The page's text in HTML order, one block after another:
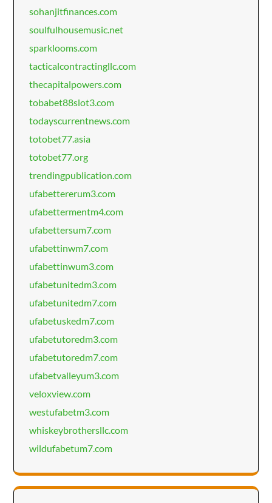
sohanjitfinances.com
soulfulhousemusic.net
sparklooms.com
tacticalcontractingllc.com
thecapitalpowers.com
tobabet88slot3.com
todayscurrentnews.com
totobet77.asia
totobet77.org
trendingpublication.com
ufabettererum3.com
ufabettermentm4.com
ufabettersum7.com
ufabettinwm7.com
ufabettinwum3.com
ufabetunitedm3.com
ufabetunitedm7.com
ufabetuskedm7.com
ufabetutoredm3.com
ufabetutoredm7.com
ufabetvalleyum3.com
veloxview.com
westufabetm3.com
whiskeybrothersllc.com
wildufabetum7.com